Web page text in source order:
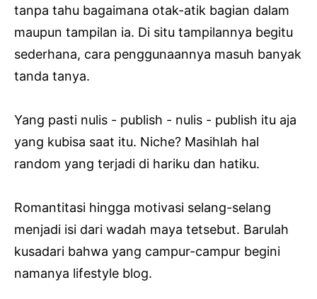
tanpa tahu bagaimana otak-atik bagian dalam
maupun tampilan ia. Di situ tampilannya begitu
sederhana, cara penggunaannya masuh banyak
tanda tanya.
Yang pasti nulis - publish - nulis - publish itu aja
yang kubisa saat itu. Niche? Masihlah hal
random yang terjadi di hariku dan hatiku.
Romantitasi hingga motivasi selang-selang
menjadi isi dari wadah maya tetsebut. Barulah
kusadari bahwa yang campur-campur begini
namanya lifestyle blog.